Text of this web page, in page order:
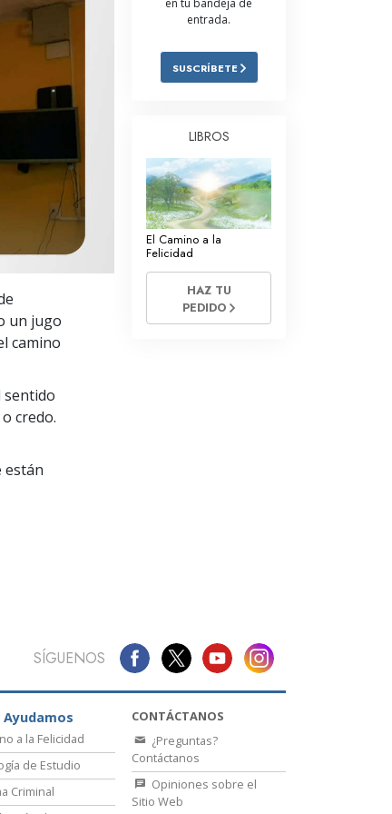
Respuestas a las Drogas
Los Niños
Herramientas para el Entorno Laboral
La Ética y las
La Causa de la Supresión
Investigaciones
Los Fundamentos de la Organización
Los Fundamentos de las Relaciones
un jugo
camino
sentido
credo.
están
en tu bandeja de
entrada.
SUSCRÍBETE
LIBROS
El Camino a la
Felicidad
HAZ TU
PEDIDO
SÍGUENOS
Ayudamos
a la Felicidad
de Estudio
Criminal
CONTÁCTANOS
¿Preguntas?
Contáctanos
Opiniones sobre el
Sitio Web